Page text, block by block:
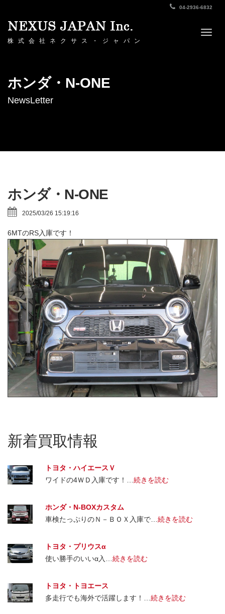
04-2936-6832
株式会社ネクサス・ジャパン
ホンダ・N-ONE
NewsLetter
ホンダ・N-ONE
2025/03/26 15:19:16
6MTのRS入庫です！
新着買取情報
トヨタ・ハイエースＶ
ワイドの4ＷＤ入庫です！… 続きを読む
ホンダ・N-BOXカスタム
車検たっぷりのＮ－ＢＯＸ入庫で… 続きを読む
トヨタ・プリウスα
使い勝手のいいα入… 続きを読む
トヨタ・トヨエース
多走行でも海外で活躍します！… 続きを読む